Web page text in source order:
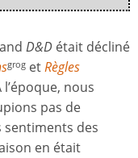
D&D était décliné
grog etRègles
l’époque, nous
pas de
sentiments des
en était